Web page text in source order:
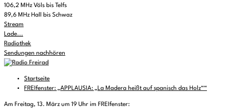
106,2 MHz Völs bis Telfs
89,6 MHz Hall bis Schwaz
Stream
Lade...
Radiothek
Sendungen nachhören
Startseite
FREIfenster: „APPLAUSIA: „La Madera heißt auf spanisch das Holz““
Am Freitag, 13. März um 19 Uhr im FREIfenster: